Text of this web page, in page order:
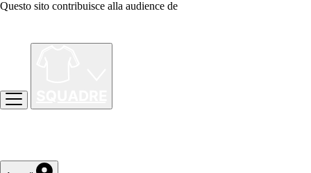
Questo sito contribuisce alla audience de